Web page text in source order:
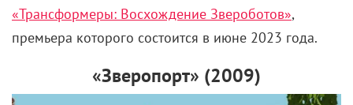
«Трансформеры: Восхождение Звероботов»,
премьера которого состоится в июне 2023 года.
«Зверопорт» (2009)